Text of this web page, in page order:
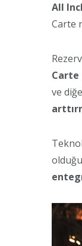
All
Carte
Carte
ve